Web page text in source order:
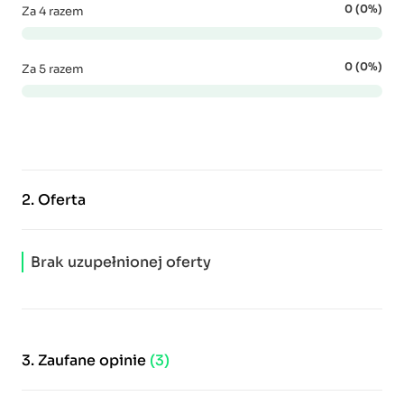
Za 4 razem 0 (0%)
Za 5 razem 0 (0%)
2.Oferta
Brak uzupełnionej oferty
3.Zaufane opinie (3)